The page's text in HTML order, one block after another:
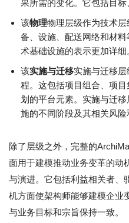
果所需的变化。它包括目标
该物理物理层级作为技术
备、设施、配送网络和材
术基础设施的表示更加详细
该实施与迁移实施与迁移
程。这包括项目组合、项
划的平台元素。实施与迁
施的不同阶段及其相关风险
除了层级之外，完整的
面用于建模推动业务变革的动
与演进。它包括利益相关者、
机方面使架构师能够建模企业
与业务目标和宗旨保持一致。